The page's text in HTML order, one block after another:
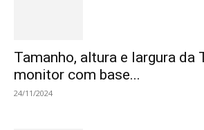
Tamanho, altura e largura da
monitor com base...
24/11/2024